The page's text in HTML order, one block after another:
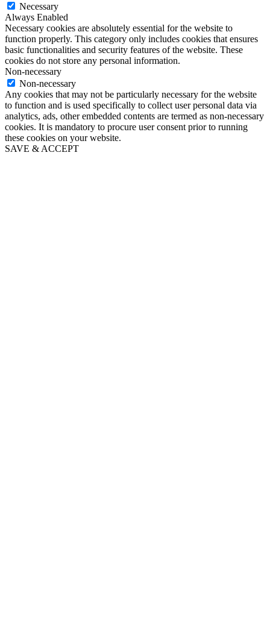
Necessary
Always Enabled
Necessary cookies are absolutely essential for the website to
function properly. This category only includes cookies that ensures
basic functionalities and security features of the website. These
cookies do not store any personal information.
Non-necessary
Non-necessary
Any cookies that may not be particularly necessary for the website
to function and is used specifically to collect user personal data via
analytics, ads, other embedded contents are termed as non-necessary
cookies. It is mandatory to procure user consent prior to running
these cookies on your website.
SAVE & ACCEPT